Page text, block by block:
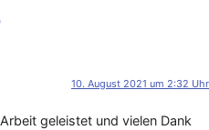
10. August 2021 um 2:32 Uhr
geleistet und vielen Dank